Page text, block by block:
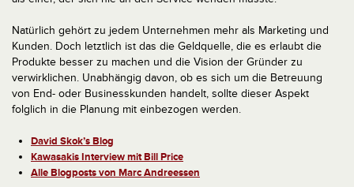
Natürlich gehört zu jedem Unternehmen mehr als Marketing und
Kunden. Doch letztlich ist das die Geldquelle, die es erlaubt die
Produkte besser zu machen und die Vision der Gründer zu
verwirklichen. Unabhängig davon, ob es sich um die Betreuung
von End- oder Businesskunden handelt, sollte dieser Aspekt
folglich in die Planung mit einbezogen werden.
David Skok’s Blog
Kawasakis Interview mit Bill Price
Alle Blogposts von Marc Andreessen